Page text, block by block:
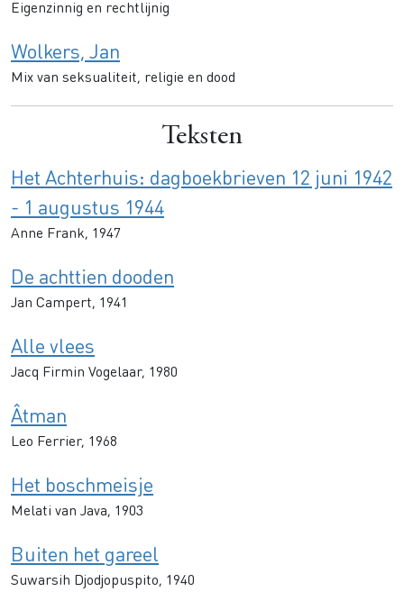
Eigenzinnig en rechtlijnig
Wolkers, Jan
Mix van seksualiteit, religie en dood
Teksten
Het Achterhuis: dagboekbrieven 12 juni 1942
- 1 augustus 1944
Anne Frank, 1947
De achttien dooden
Jan Campert, 1941
Alle vlees
Jacq Firmin Vogelaar, 1980
Âtman
Leo Ferrier, 1968
Het boschmeisje
Melati van Java, 1903
Buiten het gareel
Suwarsih Djodjopuspito, 1940